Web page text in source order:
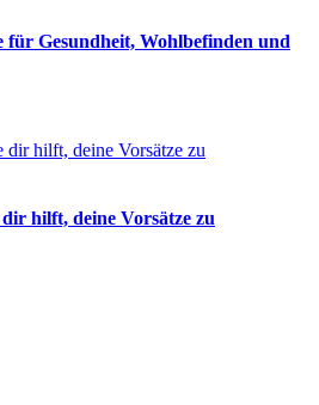
für Gesundheit, Wohlbefinden und
hilft, deine Vorsätze zu